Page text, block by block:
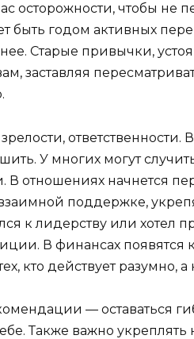
осторожности, чтобы не
быть годом активных
Старые привычки,
заставляя
зрелости,
У многих могут
В отношениях начнется
поддержке,
к лидерству или хотел
В финансах появятся
кто действует разумно,
— оставаться
Также важно